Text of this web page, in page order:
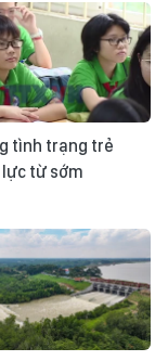
tình trạng trẻ
từ sớm